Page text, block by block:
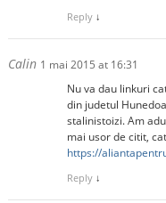
Reply ↓
Calin 1 mai 2015 at 16:31
Nu va dau linkuri
din judetul
stalinistoizi. Am
mai usor de citit,
https://
Reply ↓